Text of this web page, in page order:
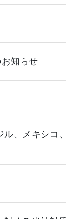
知らせ
、メキシコ